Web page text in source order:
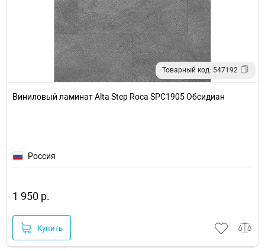
Товарный код: 547192
Виниловый ламинат Alta Step Roca SPC1905 Обсидиан
Россия
1 950 р.
Купить